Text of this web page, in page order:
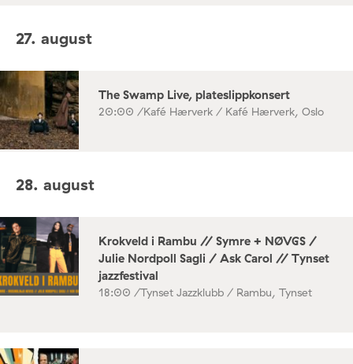
27. august
The Swamp Live, plateslippkonsert
20:00 /Kafé Hærverk / Kafé Hærverk, Oslo
28. august
Krokveld i Rambu // Symre + NØVGS /
Julie Nordpoll Sagli / Ask Carol // Tynset
jazzfestival
18:00 /Tynset Jazzklubb / Rambu, Tynset